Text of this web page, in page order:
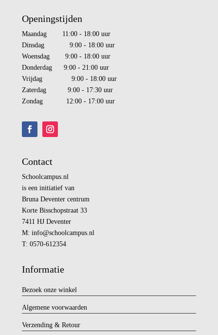
Openingstijden
Maandag 11:00 - 18:00 uur
Dinsdag 9:00 - 18:00 uur
Woensdag 9:00 - 18:00 uur
Donderdag 9:00 - 21:00 uur
Vrijdag 9:00 - 18:00 uur
Zaterdag 9:00 - 17:30 uur
Zondag 12:00 - 17:00 uur
Contact
Schoolcampus.nl
is een initiatief van
Bruna Deventer centrum
Korte Bisschopstraat 33
7411 HJ Deventer
M: info@schoolcampus.nl
T: 0570-612354
Informatie
Bezoek onze winkel
Algemene voorwaarden
Verzending & Retour